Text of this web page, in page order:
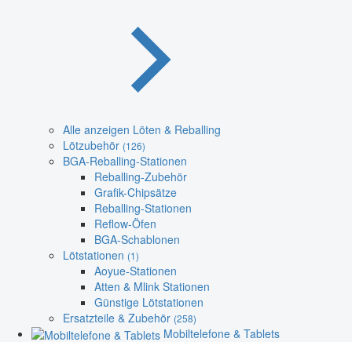
Alle anzeigen Löten & Reballing
Lötzubehör (126)
BGA-Reballing-Stationen
Reballing-Zubehör
Grafik-Chipsätze
Reballing-Stationen
Reflow-Öfen
BGA-Schablonen
Lötstationen (1)
Aoyue-Stationen
Atten & Mlink Stationen
Günstige Lötstationen
Ersatzteile & Zubehör (258)
Mobiltelefone & Tablets